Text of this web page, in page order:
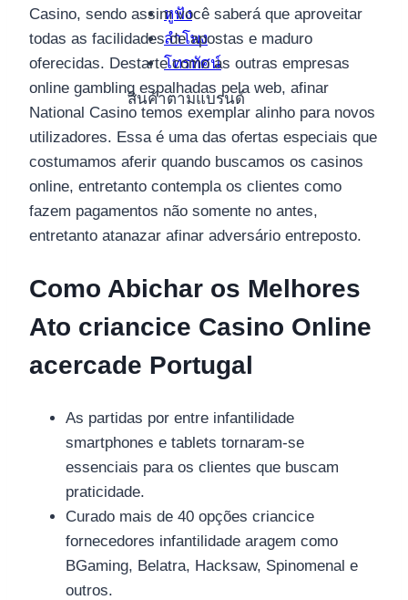
หูฟัง
ลำโพง
โทรทัศน์
สินค้าตามแบรนด์
Casino, sendo assim você saberá que aproveitar
todas as facilidades de apostas e maduro
oferecidas. Destarte como as outras empresas
online gambling espalhadas pela web, afinar
National Casino temos exemplar alinho para novos
utilizadores. Essa é uma das ofertas especiais que
costumamos aferir quando buscamos os casinos
online, entretanto contempla os clientes como
fazem pagamentos não somente no antes,
entretanto atanazar afinar adversário entreposto.
Como Abichar os Melhores
Ato criancice Casino Online
acercade Portugal
As partidas por entre infantilidade
smartphones e tablets tornaram-se
essenciais para os clientes que buscam
praticidade.
Curado mais de 40 opções criancice
fornecedores infantilidade aragem como
BGaming, Belatra, Hacksaw, Spinomenal e
outros.